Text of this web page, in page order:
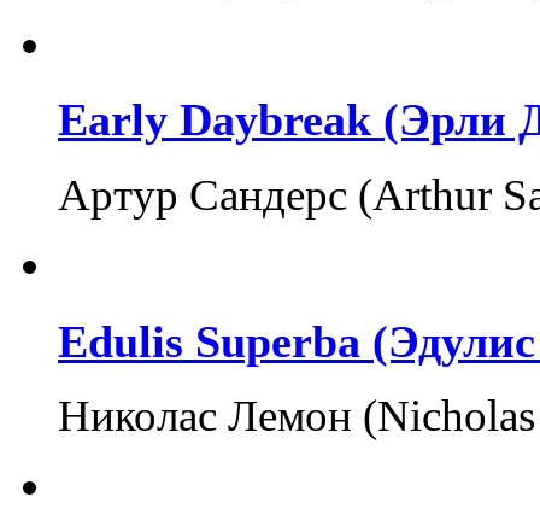
Early Daybreak (Эрли
Артур Сандерс (Arthur
Edulis Superba
Николас Лемон